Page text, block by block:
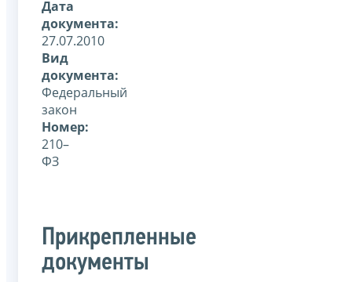
Дата
документа:
27.07.2010
Вид
документа:
Федеральный
закон
Номер:
210–
ФЗ
Прикрепленные
документы